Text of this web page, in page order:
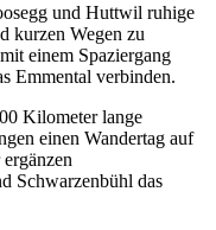
und Huttwil ruhige
kurzen Wegen zu
einem Spaziergang
Emmental verbinden.
Kilometer lange
einen Wandertag auf
Schwarzenbühl das